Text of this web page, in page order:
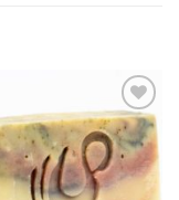
Ajouter
à la
wishlist